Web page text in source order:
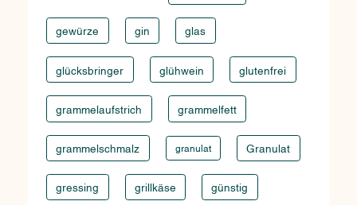
gewürze gin glas
glücksbringer glühwein glutenfrei
grammelaufstrich grammelfett
grammelschmalz granulat Granulat
gressing grillkäse günstig